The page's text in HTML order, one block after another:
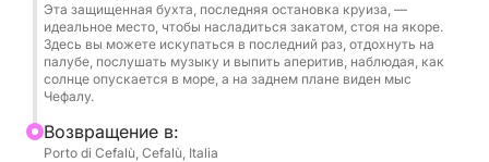
👉 Цена действительна для группы до 12 человек.
За каждого дополнительного человека взимается
дополнительная плата в размере 50 евро.
Идеально подходит для пар, групп друзей или
частных торжеств. Эта вечерняя экскурсия —
Эта защищенная бухта, последняя остановка круиза, —
идеальное место, чтобы насладиться закатом, стоя на якоре.
Здесь вы можете искупаться в последний раз, отдохнуть на
палубе, послушать музыку и выпить аперитив, наблюдая, как
солнце опускается в море, а на заднем плане виден мыс
Чефалу.
Bозвращение в:
Porto di Cefalù, Cefalù, Italia